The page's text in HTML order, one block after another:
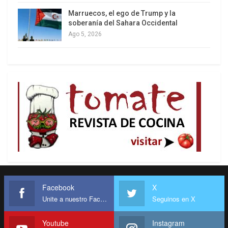
unos pocos, siempre tuvo un lugar, y hasta cierto
protagonismo, en el seno del antichavismo.
Habitués de las manifestaciones en Plaza
nada despreciable en el campo político opositor,
que fueron perdiendo como consecuencia de las
sucesivas y estrepitosas derrotas a manos del
pueblo chavista.
Un anticomunismo trasnochado que siempre
borde que separa la política más elitista de la anti-
política más ramplona, y que afloró precisamente
cuando se produjo la politización del pueblo
venezolano. Si éste último es el agua y por tanto
Marruecos, el ego de Trump y la
soberanía del Sahara Occidental
Ago 5, 2026
Facebook
Unite a nuestro Facebook
X
Seguinos en X
Youtube Instagram